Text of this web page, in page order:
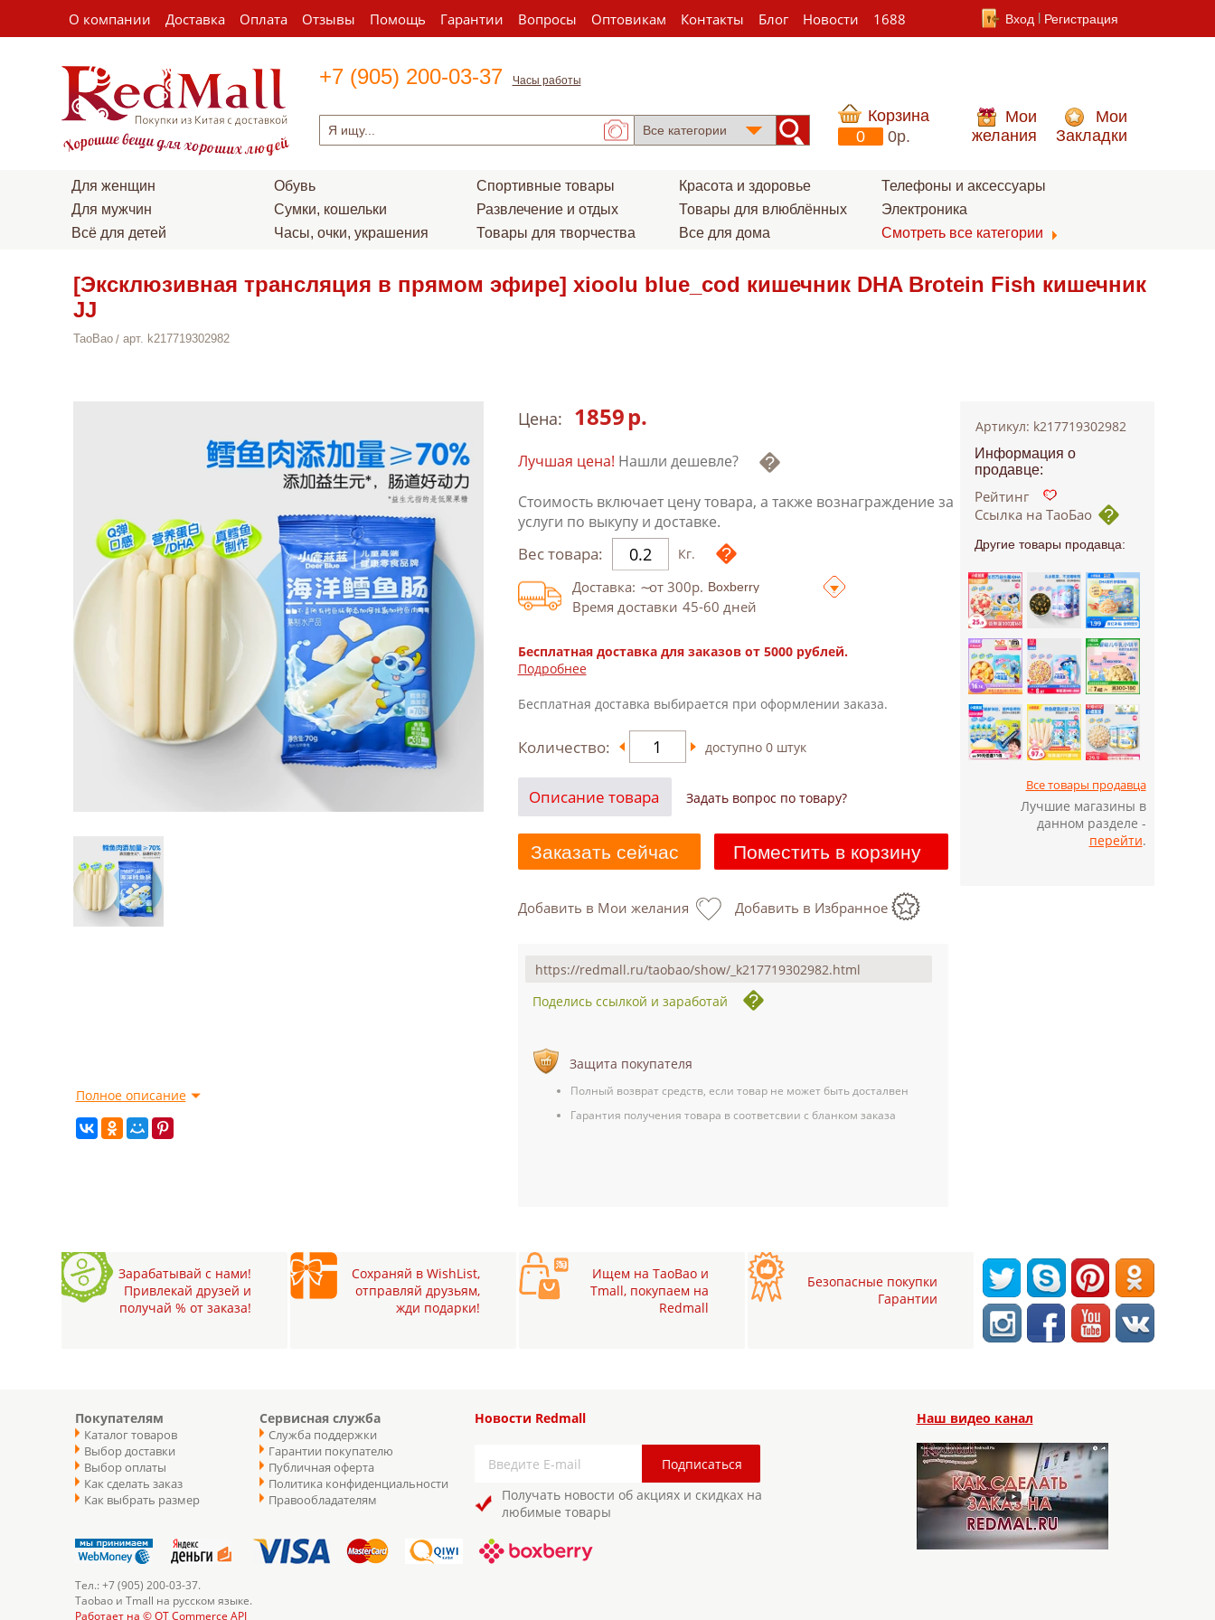
О компании Доставка Оплата Отзывы Помощь Гарантии Вопросы Оптовикам Контакты Блог Новости 1688 Вход Регистрация
+7 (905) 200-03-37 Часы работы
Корзина
0
0p.
Мои
желания
Мои
Закладки
Для женщин
Для мужчин
Всё для детей
Обувь
Сумки, кошельки
Часы, очки, украшения
Спортивные товары
Развлечение и отдых
Товары для творчества
Красота и здоровье
Товары для влюблённых
Все для дома
Телефоны и аксессуары
Электроника
Смотреть все категории
[Эксклюзивная трансляция в прямом эфире] xioolu blue_cod кишечник DHA Brotein Fish кишечник
JJ
TaoBao арт. k217719302982
Полное описание
Цена: 1859р.
Лучшая цена! Нашли дешевле?
Стоимость включает цену товара, а также вознаграждение за
услуги по выкупу и доставке.
Вес товара: Кг.
Доставка: от 300р.
Время доставки 45-60 дней
Бесплатная доставка для заказов от 5000 рублей.
Подробнее
Бесплатная доставка выбирается при оформлении заказа.
Количество: доступно 0штук
Описание товара Задать вопрос по товару?
Заказать сейчас Поместить в корзину
Добавить в Мои желания Добавить в Избранное
Поделись ссылкой и заработай
Защита покупателя
Полный возврат средств, если товар не может быть досталвен
Гарантия получения товара в соответсвии с бланком заказа
Артикул: k217719302982
Информация о
продавце:
Рейтинг
Ссылка на ТаоБао
Другие товары продавца:
Все товары продавца
Лучшие магазины в
данном разделе -
перейти.
Зарабатывай с нами!
Привлекай друзей и
получай % от заказа!
Сохраняй в WishList,
отправляй друзьям,
жди подарки!
Ищем на TaoBao и
Tmall, покупаем на
Redmall
Безопасные покупки
Гарантии
Покупателям
Каталог товаров
Выбор доставки
Выбор оплаты
Как сделать заказ
Как выбрать размер
Сервисная служба
Служба поддержки
Гарантии покупателю
Публичная оферта
Политика конфиденциальности
Правообладателям
Новости Redmall
Получать новости об акциях и скидках на
любимые товары
Тел.: +7 (905) 200-03-37.
Taobao и Tmall на русском языке.
Работает на © OT Commerce API
Наш видео канал